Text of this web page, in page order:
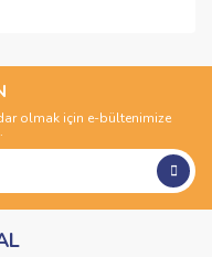
olmak için e-bültenimize